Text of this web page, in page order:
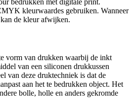
bedrukken met digitale print.
kleurwaardes gebruiken. Wanneer
de kleur afwijken.
vorm van drukken waarbij de inkt
van een siliconen drukkussen
van deze druktechniek is dat de
aan het te bedrukken object. Het
bolle, holle en anders gekromde